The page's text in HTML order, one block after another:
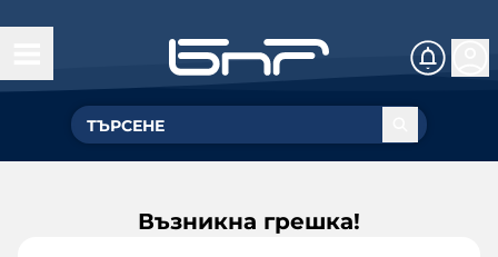
Възникна грешка!